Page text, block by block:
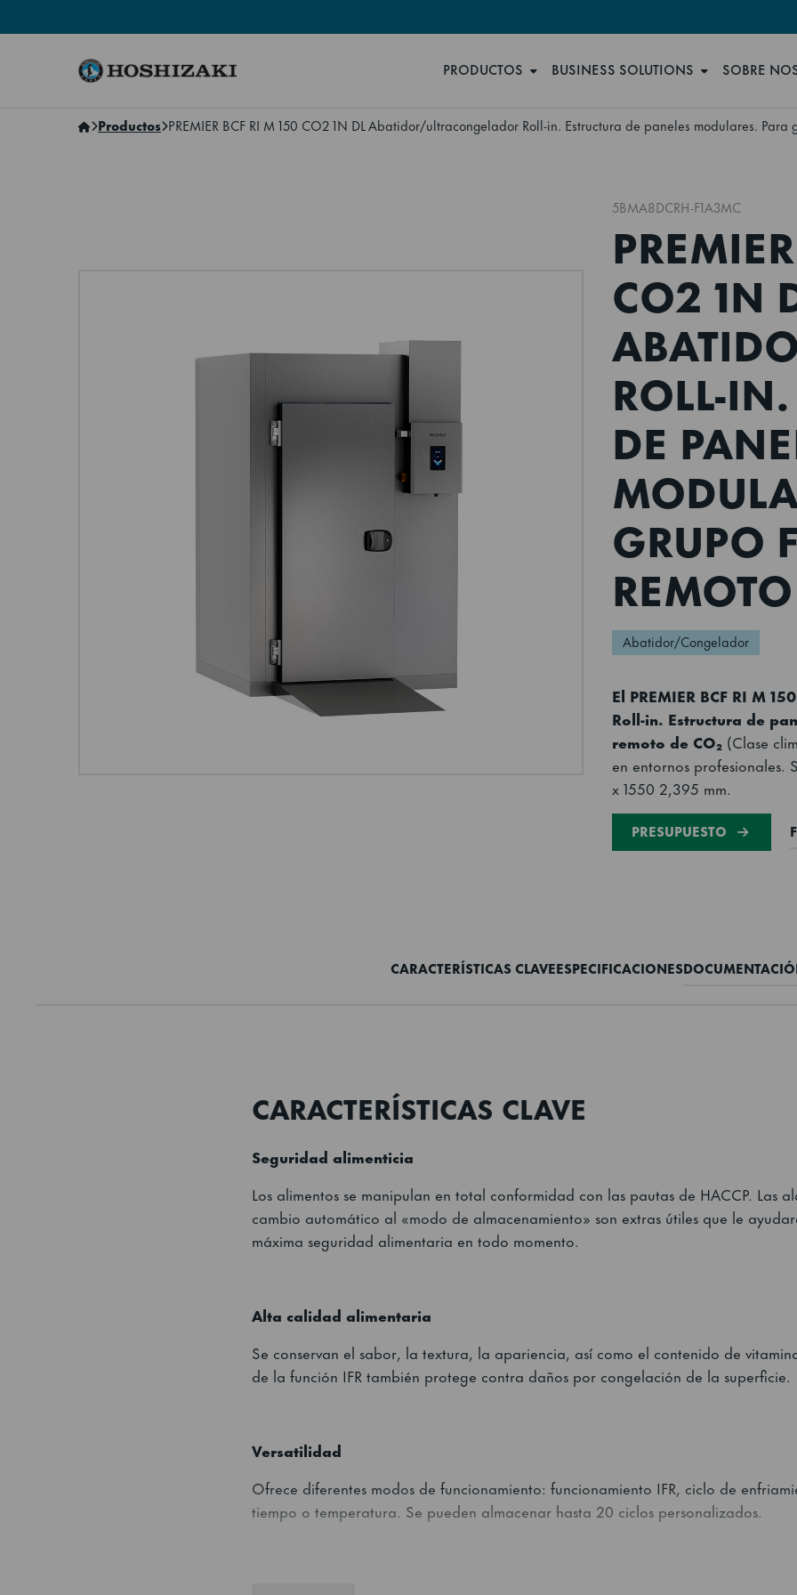
PRODUCTOS BUSINESS SOLUTIONS SOBRE
Productos PREMIER BCF RI M 150 CO2 1N DL Abatidor/ultracongelador Roll-in. Estructura de paneles modulares.
5BMA8DCRH-F1A3MC
CO2 1N
ROLL-
DE
GRUPO
Abatidor/Congelador
El PREMIER BCF RI M
Roll-in. Estructura de
remoto de CO₂ (Clase
en entornos profesionales.
x 1550 2,395 mm.
PRESUPUESTO
CARACTERÍSTICAS CLAVEESPECIFICACIONES
CARACTERÍSTICAS CLAVE
Seguridad alimenticia
Los alimentos se manipulan en total conformidad con las pautas de HACCP. Las
cambio automático al «modo de almacenamiento» son extras útiles que le
máxima seguridad alimentaria en todo momento.
Alta calidad alimentaria
Se conservan el sabor, la textura, la apariencia, así como el contenido de
de la función IFR también protege contra daños por congelación de la superficie.
Versatilidad
Ofrece diferentes modos de funcionamiento: funcionamiento IFR, ciclo de
tiempo o temperatura. Se pueden almacenar hasta 20 ciclos personalizados.